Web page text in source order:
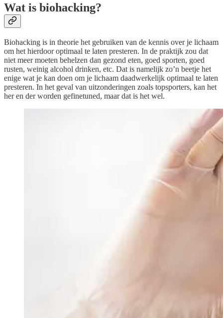
Wat is biohacking?
Biohacking is in theorie het gebruiken van de kennis over je lichaam
om het hierdoor optimaal te laten presteren. In de praktijk zou dat
niet meer moeten behelzen dan gezond eten, goed sporten, goed
rusten, weinig alcohol drinken, etc. Dat is namelijk zo’n beetje het
enige wat je kan doen om je lichaam daadwerkelijk optimaal te laten
presteren. In het geval van uitzonderingen zoals topsporters, kan het
her en der worden gefinetuned, maar dat is het wel.